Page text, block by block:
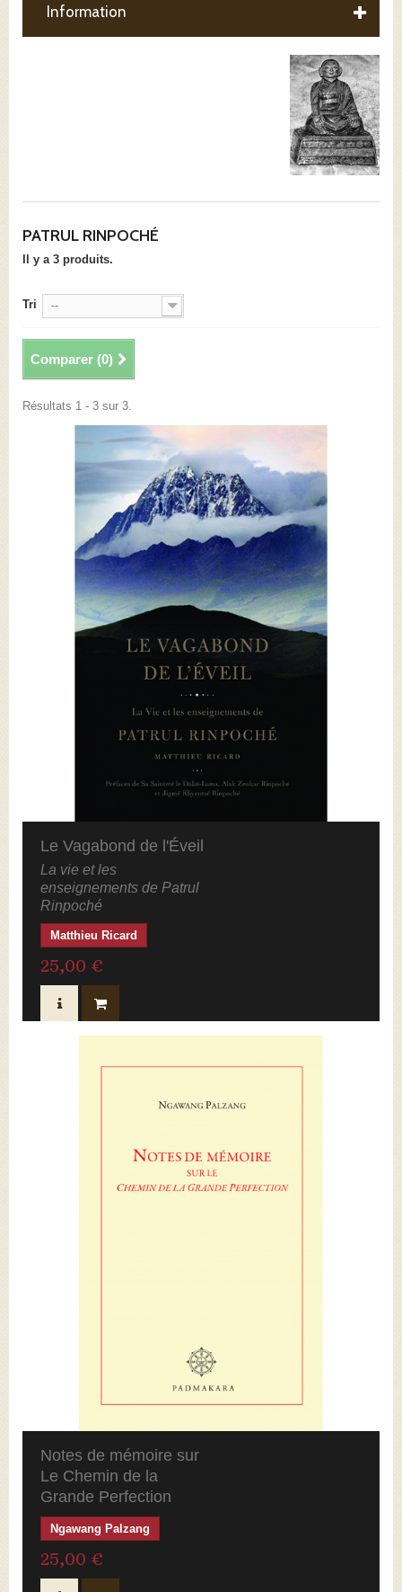
Information
PATRUL RINPOCHÉ
Il y a 3 produits.
Tri --
Comparer (0)
Résultats 1 - 3 sur 3.
Le Vagabond de l'Éveil
La vie et les
enseignements de Patrul
Rinpoché
Matthieu Ricard
25,00 €
Notes de mémoire sur
Le Chemin de la
Grande Perfection
Ngawang Palzang
25,00 €